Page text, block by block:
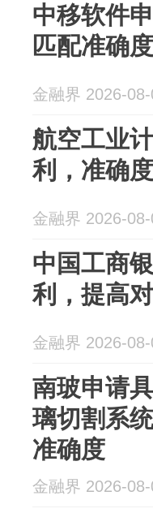
中移软件
匹配准确度
金融界 2026-
航空工业
利，准确
金融界 2026-
中国工商
利，提高
金融界 2026-
南玻申请
璃切割系
准确度
金融界 2026-